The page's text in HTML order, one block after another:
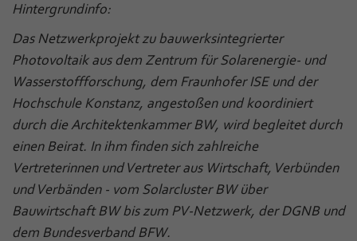
Hintergrundinfo:
Das Netzwerkprojekt zu bauwerksintegrierter
Photovoltaik aus dem Zentrum für Solarenergie- und
Wasserstoffforschung, dem Fraunhofer ISE und der
Hochschule Konstanz, angestoßen und koordiniert
durch die Architektenkammer BW, wird begleitet durch
einen Beirat. In ihm finden sich zahlreiche
Vertreterinnen und Vertreter aus Wirtschaft, Verbünden
und Verbänden - vom Solarcluster BW über
Bauwirtschaft BW bis zum PV-Netzwerk, der DGNB und
dem Bundesverband BFW.